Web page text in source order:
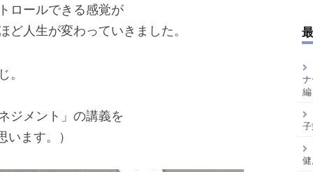
ロールできる感覚が
人生が変わっていきました。
。
ジメント」の講義を
ます。）
編